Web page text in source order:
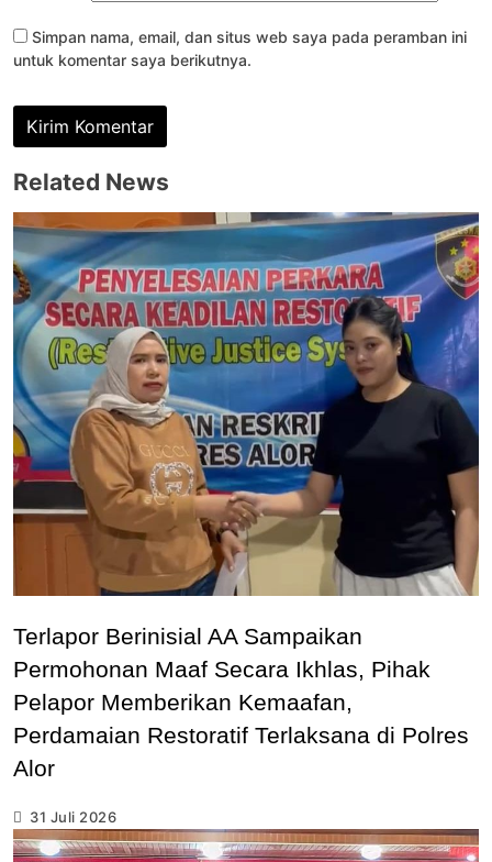
Simpan nama, email, dan situs web saya pada peramban ini
untuk komentar saya berikutnya.
Related News
Terlapor Berinisial AA Sampaikan
Permohonan Maaf Secara Ikhlas, Pihak
Pelapor Memberikan Kemaafan,
Perdamaian Restoratif Terlaksana di Polres
Alor
31 Juli 2026